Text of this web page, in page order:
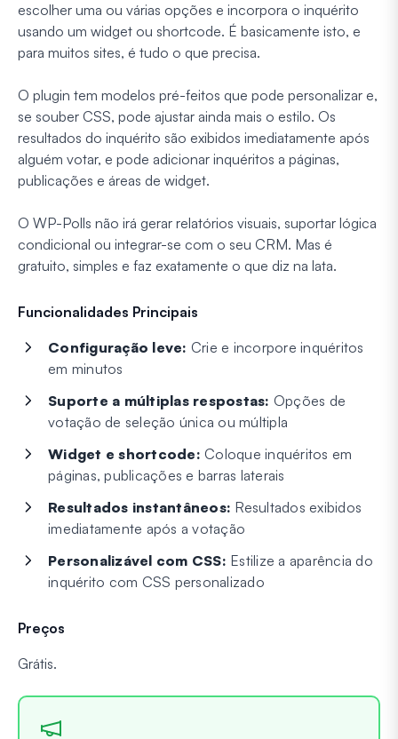
escolher uma ou várias opções e incorpora o inquérito
usando um widget ou shortcode. É basicamente isto, e
para muitos sites, é tudo o que precisa.
O plugin tem modelos pré-feitos que pode personalizar e,
se souber CSS, pode ajustar ainda mais o estilo. Os
resultados do inquérito são exibidos imediatamente após
alguém votar, e pode adicionar inquéritos a páginas,
publicações e áreas de widget.
O WP-Polls não irá gerar relatórios visuais, suportar lógica
condicional ou integrar-se com o seu CRM. Mas é
gratuito, simples e faz exatamente o que diz na lata.
Funcionalidades Principais
Configuração leve: Crie e incorpore inquéritos
em minutos
Suporte a múltiplas respostas: Opções de
votação de seleção única ou múltipla
Widget e shortcode: Coloque inquéritos em
páginas, publicações e barras laterais
Resultados instantâneos: Resultados exibidos
imediatamente após a votação
Personalizável com CSS: Estilize a aparência do
inquérito com CSS personalizado
Preços
Grátis.